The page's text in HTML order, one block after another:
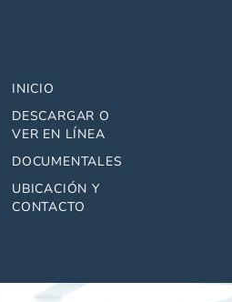
INICIO
DESCARGAR O
VER EN LÍNEA
DOCUMENTALES
UBICACIÓN Y
CONTACTO